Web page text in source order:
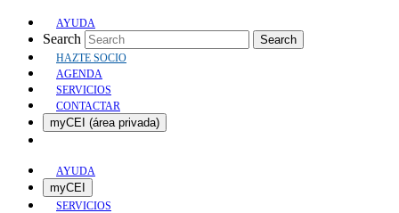
AYUDA
Search Search
HAZTE SOCIO
AGENDA
SERVICIOS
CONTACTAR
myCEI (área privada)
AYUDA
myCEI
SERVICIOS